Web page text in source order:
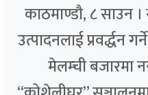
काठमाण्डौ, ८ साउन
उत्पादनलाई प्रवर्द्धन
मेलम्ची बजारमा